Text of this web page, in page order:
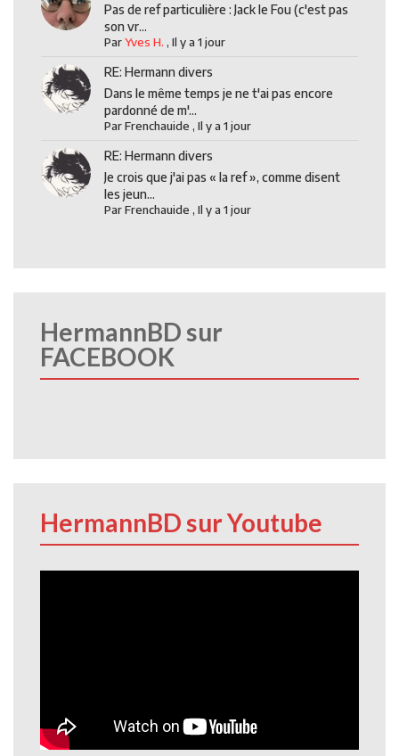
Pas de ref particulière : Jack le Fou (c'est pas
son vr...
ParYves H. ,Il y a 1 jour
RE: Hermann divers
Dans le même temps je ne t'ai pas encore
pardonné de m'...
ParFrenchauide ,Il y a 1 jour
RE: Hermann divers
Je crois que j'ai pas « la ref », comme disent
les jeun...
ParFrenchauide ,Il y a 1 jour
HermannBD sur
FACEBOOK
HermannBD sur Youtube